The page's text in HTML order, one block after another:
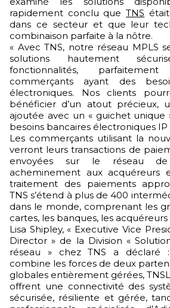
rapidement conclu queTNS
dans ce secteur et que leur
combinaison parfaite à la nôtre.
« Avec TNS, notre réseau MPLS
solutions hautement
fonctionnalités,
commerçants ayant des
électroniques. Nos clients
bénéficier d’un atout précieux,
ajoutée avec un « guichet unique
besoins bancaires électroniques IP
Les commerçants utilisant la
verront leurs transactions de
envoyées sur le réseau
acheminement aux acquéreurs
traitement des paiements
TNS s’étend à plus de 400
dans le monde, comprenant les
cartes, les banques, les
Lisa Shipley, « Executive Vice
Director » de la Division «
réseau » chez TNS a déclaré
combine les forces de deux
globales entièrement gérées,
offrent une connectivité des
sécurisée, résiliente et gérée,